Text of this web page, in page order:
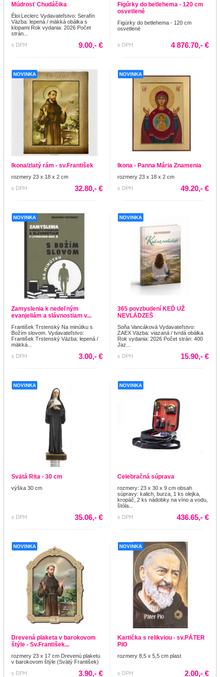
Múdrosť Chudáčika
Éloi Leclerc Vydavateľstvo: Serafín
Väzba: lepená / mäkká obálka s
klopami Rok vydania: 2026 Počet
strán...
s DPH
9.00,- €
Figúrky do betlehema - 120 cm
osvetlené
Figúrky do betlehema - 120 cm
osvetlené
s DPH 4 876.70,- €
NOVINKA
Ikona/zlatý rám - sv.František
rozmery 23 x 18 x 2 cm
s DPH
32.80,- €
NOVINKA
Ikona - Panna Mária Znamenia
rozmery 23 x 18 x 2 cm
s DPH
49.20,- €
NOVINKA
Zamyslenia k nedeľným
evanjeliám a slávnostiam v...
František Trstenský Na minútku s
Božím slovom. Vydavateľstvo:
František Trstenský Väzba: lepená /
mäkká...
s DPH
3.00,- €
NOVINKA
365 povzbudení KEĎ UŽ
NEVLÁDZEŠ
Soňa Vancáková Vydavateľstvo:
ZAEX Väzba: viazaná / tvrdá obálka
Rok vydania: 2026 Počet strán: 400
Jaz...
s DPH
15.90,- €
NOVINKA
Svätá Rita - 30 cm
výška 30 cm
s DPH 35.06,- €
NOVINKA
Celebračná súprava
rozmery: 23 x 30 x 9 cm obsah
súpravy: kalich, burza, 1 ks olejka,
kropáč, 2 ks nádobky na víno a vodu,
štóla...
s DPH
436.65,- €
NOVINKA
Drevená plaketa v barokovom
štýle - Sv.František...
rozmery 23 x 17 cm Drevenú plaketu
v barokovom štýle (Svätý František)
s DPH
3.90,- €
NOVINKA
Kartička s relikviou - sv.PÁTER
PIO
rozmery 8,5 x 5,5 cm plast
s DPH 2.00,- €